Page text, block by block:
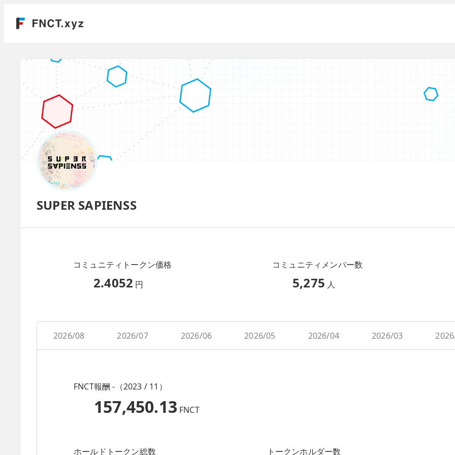
SUPER SAPIENSS
コミュニティトークン価格
2.4052 円
コミュニティメンバー数
5,275 人
2026/08 2026/07 2026/06 2026/05 2026/04 2026/03
FNCT報酬 -（2023 / 11）
157,450.13 FNCT
ホールドトークン総数 トークンホルダー数